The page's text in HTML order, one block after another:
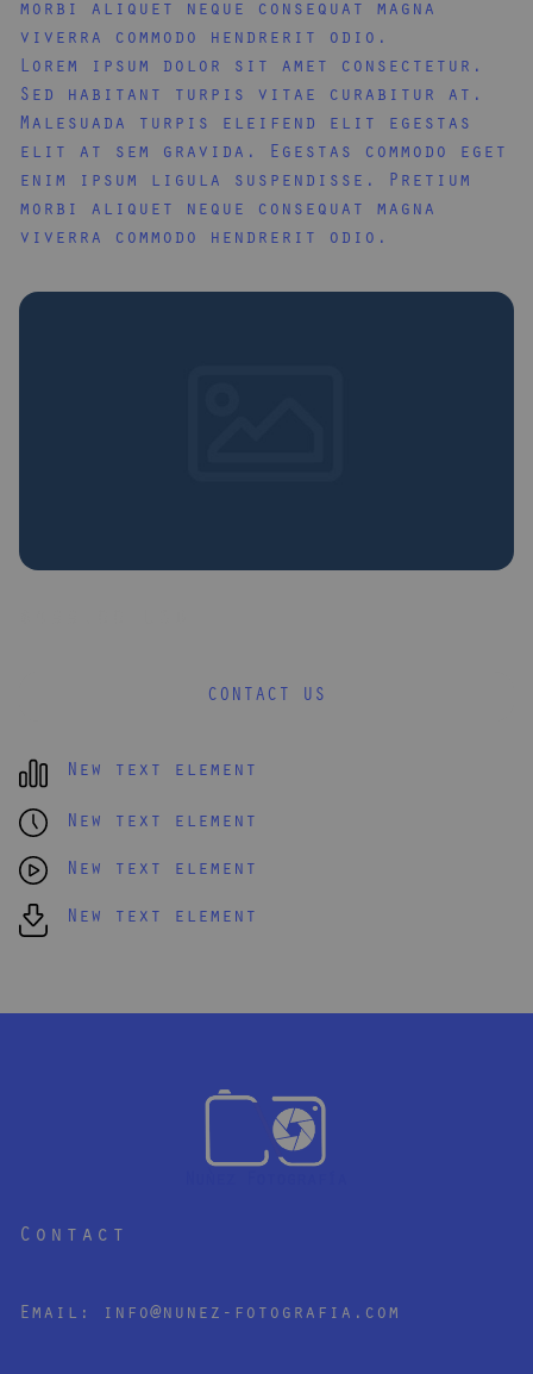
morbi aliquet neque consequat magna
viverra commodo hendrerit odio.
Lorem ipsum dolor sit amet consectetur.
Sed habitant turpis vitae curabitur at.
Malesuada turpis eleifend elit egestas
elit at sem gravida. Egestas commodo eget
enim ipsum ligula suspendisse. Pretium
morbi aliquet neque consequat magna
viverra commodo hendrerit odio.
CONTACT US
New text element
New text element
New text element
New text element
Contact
Email: info@nunez-fotografia.com